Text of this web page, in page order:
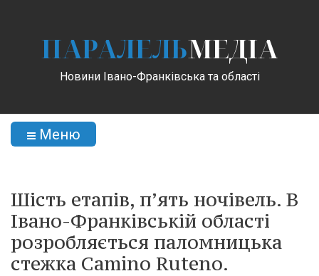
ПАРАЛЕЛЬМЕДІА
Новини Івано-Франківська та області
Меню
Шість етапів, п’ять ночівель. В
Івано-Франківській області
розробляється паломницька
стежка Camino Ruteno.